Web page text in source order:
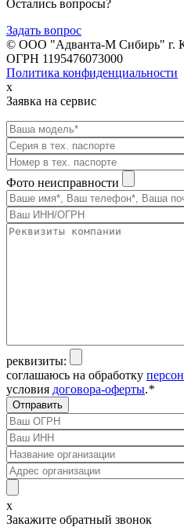
Остались вопросы?
Задать вопрос
© ООО "Адванта-М Сибирь" г.
ОГРН 1195476073000
Политика конфиденциальности
x
Заявка на сервис
Фото неисправности
реквизиты:
соглашаюсь на обработку
условия договора-оферты.*
x
Закажите обратный звонок